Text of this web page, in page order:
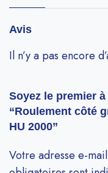
Avis
Il n’y a pas encore
Soyez le premier
“Roulement côté
HU 2000”
Votre adresse e-